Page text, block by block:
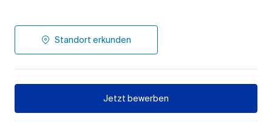
Standort erkunden
Jetzt bewerben